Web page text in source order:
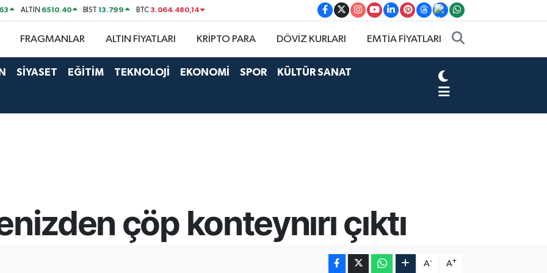
ALTIN 6510.40 BİST13.799 BTC3.064.480,14
FRAGMANLAR ALTIN FİYATLARI KRİPTO PARA DÖVİZ KURLARI EMTİA FİYATLARI
SİYASET EĞİTİM TEKNOLOJİ EKONOMİ SPOR KÜLTÜR SANAT
çöp konteynırı çıktı
A- A+